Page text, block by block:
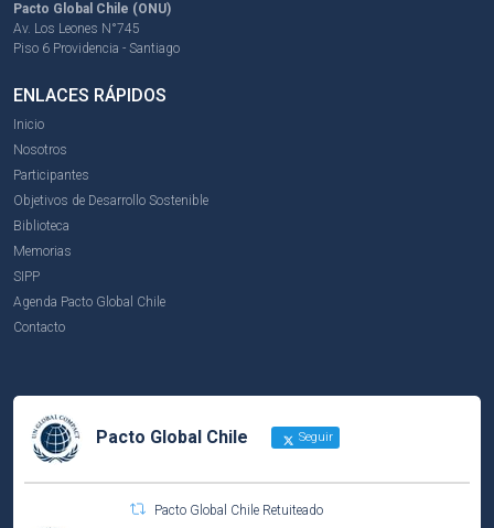
Pacto Global Chile (ONU)
Av. Los Leones N°745
Piso 6 Providencia - Santiago
ENLACES RÁPIDOS
Inicio
Nosotros
Participantes
Objetivos de Desarrollo Sostenible
Biblioteca
Memorias
SIPP
Agenda Pacto Global Chile
Contacto
Pacto Global Chile Seguir
Pacto Global Chile Retuiteado